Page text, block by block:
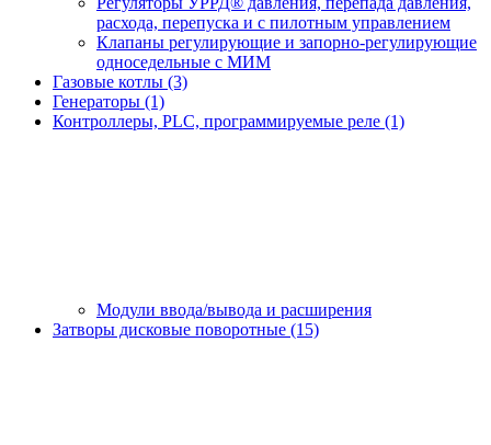
расхода, перепуска и с пилотным управлением
Клапаны регулирующие и запорно-регулирующие
односедельные с МИМ
Газовые котлы (3)
Генераторы (1)
Контроллеры, PLС, программируемые реле (1)
Модули ввода/вывода и расширения
Затворы дисковые поворотные (15)